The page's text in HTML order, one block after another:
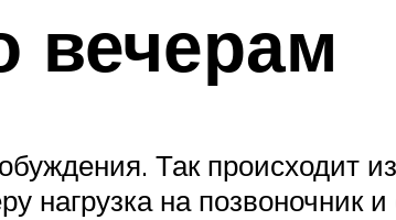
вечерам
Так происходит
нагрузка на позвоночник и